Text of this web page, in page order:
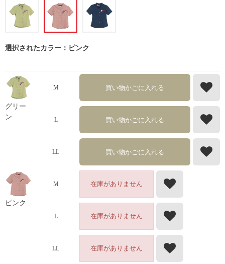
選択されたカラー：ピンク
グリー
ン
M 買い物かごに入れる
L 買い物かごに入れる
LL 買い物かごに入れる
ピンク
M 在庫がありません
L 在庫がありません
LL 在庫がありません